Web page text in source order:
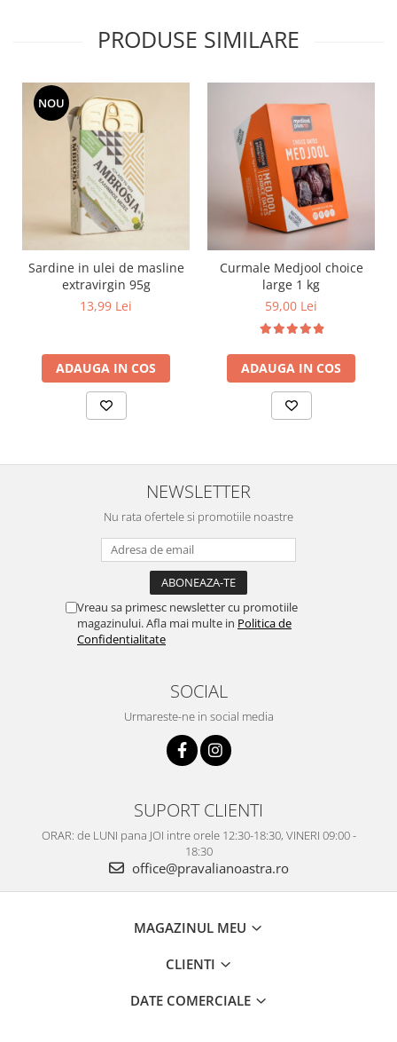
PRODUSE SIMILARE
NOU
Sardine in ulei de masline
extravirgin 95g
13,99 Lei
ADAUGA IN COS
Curmale Medjool choice
large 1 kg
59,00 Lei
ADAUGA IN COS
NEWSLETTER
Nu rata ofertele si promotiile noastre
Vreau sa primesc newsletter cu promotiile
magazinului. Afla mai multe in Politica de
Confidentialitate
SOCIAL
Urmareste-ne in social media
SUPORT CLIENTI
ORAR: de LUNI pana JOI intre orele 12:30-18:30, VINERI 09:00 -
18:30
office@pravalianoastra.ro
MAGAZINUL MEU
CLIENTI
DATE COMERCIALE